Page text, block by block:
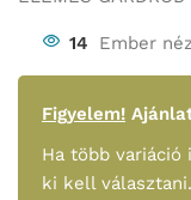
14 Ember
Figyelem!
Ha több
ki kell